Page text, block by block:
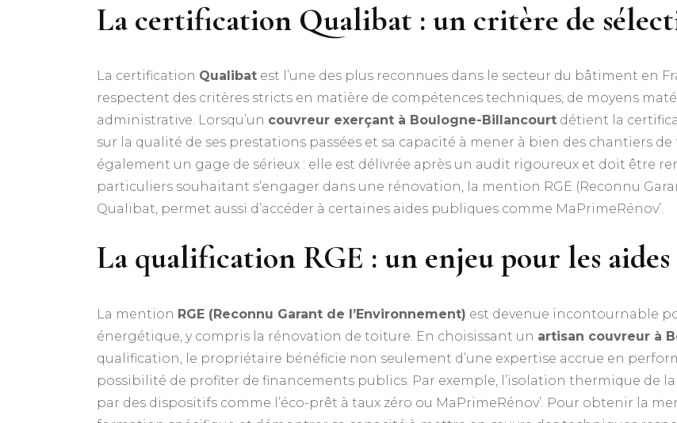
La certification Qualibat : un critère de
La certification Qualibat est l’une des plus reconnues dans le secteur du bâtiment en
respectent des critères stricts en matière de compétences techniques, de moyens
administrative. Lorsqu’un couvreur exerçant à Boulogne-Billancourt détient la
sur la qualité de ses prestations passées et sa capacité à mener à bien des chantiers
également un gage de sérieux : elle est délivrée après un audit rigoureux et doit être
particuliers souhaitant s’engager dans une rénovation, la mention RGE (Reconnu
Qualibat, permet aussi d’accéder à certaines aides publiques comme MaPrimeRénov’.
La qualification RGE : un enjeu pour les
La mention RGE (Reconnu Garant de l’Environnement) est devenue incontournable
énergétique, y compris la rénovation de toiture. En choisissant un artisan couvreur à
qualification, le propriétaire bénéficie non seulement d’une expertise accrue en
possibilité de profiter de financements publics. Par exemple, l’isolation thermique de
par des dispositifs comme l’éco-prêt à taux zéro ou MaPrimeRénov’. Pour obtenir la